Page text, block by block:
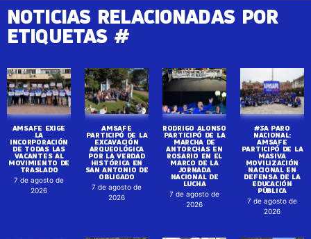
NOTICIAS RELACIONADAS POR
ETIQUETAS #
AMSAFE EXIGE
LA
INCORPORACIÓN
DE TODAS LAS
VACANTES AL
MOVIMIENTO DE
TRASLADO
7 de agosto de
2026
AMSAFE
PARTICIPÓ DE LA
EXCAVACIÓN
ARQUEOLÓGICA
POR LA VERDAD
HISTÓRICA EN
SAN ANTONIO DE
OBLIGADO
7 de agosto de
2026
RODRIGO ALONSO
PARTICIPÓ DE LA
MARCHA DE
ANTORCHAS EN
ROSARIO EN EL
MARCO DE LA
JORNADA
NACIONAL DE
LUCHA
7 de agosto de
2026
#3A PARO
NACIONAL:
AMSAFE
PARTICIPÓ DE LA
MASIVA
MOVILIZACIÓN
NACIONAL EN
DEFENSA DE LA
EDUCACIÓN
PÚBLICA
7 de agosto de
2026